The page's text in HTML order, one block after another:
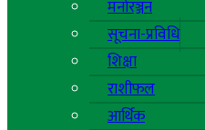
मनोरञ्जन
सूचना-प्रविधि
शिक्षा
राशीफल
आर्थिक